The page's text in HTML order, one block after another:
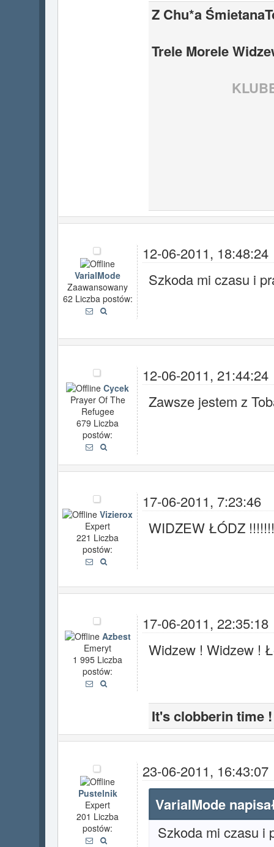
Z Chu*a
Trele Morele
VarialMode
Zaawansowany
62 Liczba postów:
12-06-2011, 18:48:24
Szkoda mi czasu i
Cycek
Prayer Of The
Refugee
679 Liczba
postów:
12-06-2011, 21:44:24
Zawsze jestem z
Vizierox
Expert
221 Liczba
postów:
17-06-2011, 7:23:46
WIDZEW ŁÓDZ
Azbest
Emeryt
1 995 Liczba
postów:
17-06-2011, 22:35:18
Widzew ! Widzew !
It's clobberin time !
Pustelnik
Expert
201 Liczba
postów:
23-06-2011, 16:43:07
VarialMode
Szkoda mi czasu i